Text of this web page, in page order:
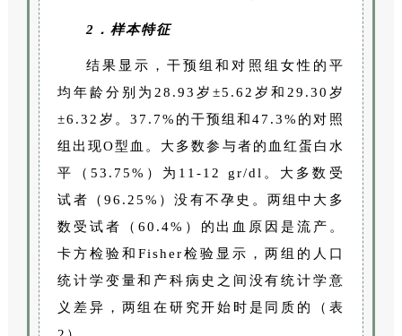
2．样本特征
结果显示，干预组和对照组女性的平
均年龄分别为28.93岁±5.62岁和29.30岁
±6.32岁。37.7%的干预组和47.3%的对照
组出现O型血。大多数参与者的血红蛋白水
平（53.75%）为11-12 gr/dl。大多数受
试者（96.25%）没有不孕史。两组中大多
数受试者（60.4%）的出血原因是流产。
卡方检验和Fisher检验显示，两组的人口
统计学变量和产科病史之间没有统计学意
义差异，两组在研究开始时是同质的（表